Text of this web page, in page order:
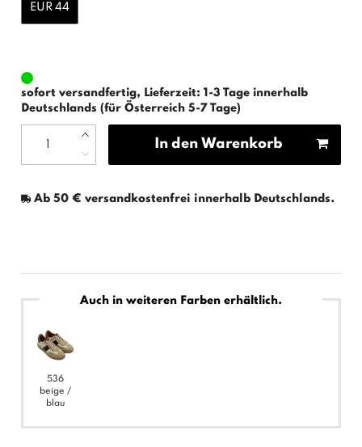
EUR 44
sofort versandfertig, Lieferzeit: 1-3 Tage innerhalb
Deutschlands (für Österreich 5-7 Tage)
In den Warenkorb
Ab 50 € versandkostenfrei innerhalb Deutschlands.
Auch in weiteren Farben erhältlich.
536
beige /
blau